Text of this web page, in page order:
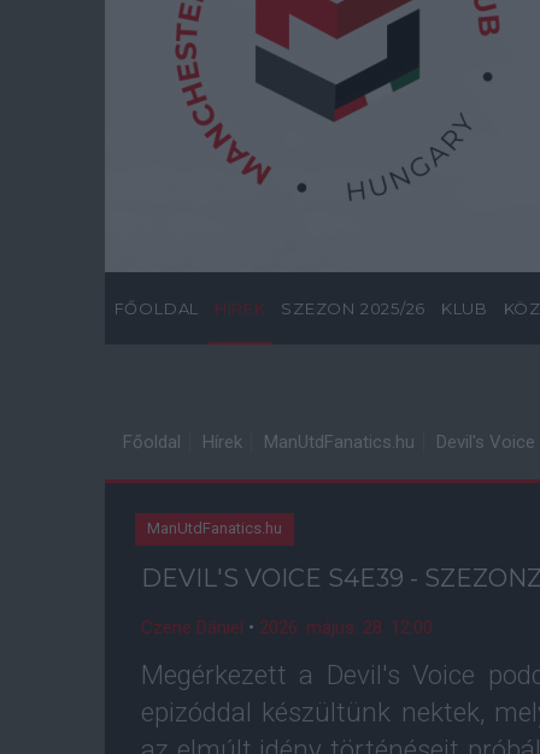
FŐOLDAL HÍREK SZEZON 2025/26 KLUB
Főoldal Hírek ManUtdFanatics.hu Devil's
ManUtdFanatics.hu
DEVIL'S VOICE S4E39 -
Czene Dániel • 2026. május. 28. 12:00
Megérkezett a Devil's Voice
epizóddal készültünk nektek,